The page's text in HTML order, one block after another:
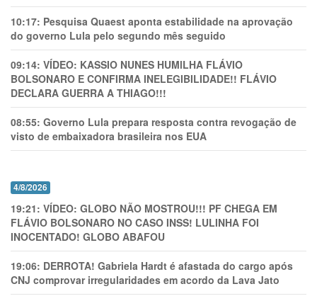
10:17: Pesquisa Quaest aponta estabilidade na aprovação
do governo Lula pelo segundo mês seguido
09:14: VÍDEO: KASSIO NUNES HUMlLHA FLÁVIO
BOLSONARO E CONFIRMA INELEGIBILIDADE!! FLÁVIO
DECLARA GUERRA A THIAGO!!!
08:55: Governo Lula prepara resposta contra revogação de
visto de embaixadora brasileira nos EUA
4/8/2026
19:21: VÍDEO: GLOBO NÃO MOSTROU!!! PF CHEGA EM
FLÁVIO BOLSONARO NO CASO INSS! LULINHA FOI
INOCENTADO! GLOBO ABAFOU
19:06: DERROTA! Gabriela Hardt é afastada do cargo após
CNJ comprovar irregularidades em acordo da Lava Jato